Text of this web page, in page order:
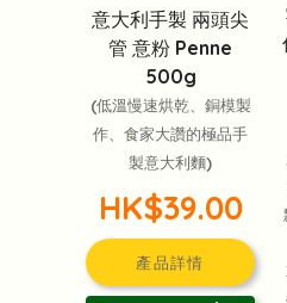
意大利手製 兩頭尖
管 意粉 Penne
500g
(低溫慢速烘乾、銅模製
作、食家大讚的極品手
製意大利麵)
HK$39.00
產品詳情